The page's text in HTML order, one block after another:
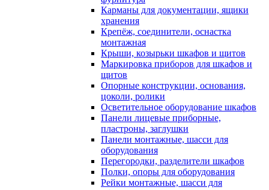
Карманы для документации, ящики
хранения
Крепёж, соединители, оснастка
монтажная
Крыши, козырьки шкафов и щитов
Маркировка приборов для шкафов и
щитов
Опорные конструкции, основания,
цоколи, ролики
Осветительное оборудование шкафов
Панели лицевые приборные,
пластроны, заглушки
Панели монтажные, шасси для
оборудования
Перегородки, разделители шкафов
Полки, опоры для оборудования
Рейки монтажные, шасси для